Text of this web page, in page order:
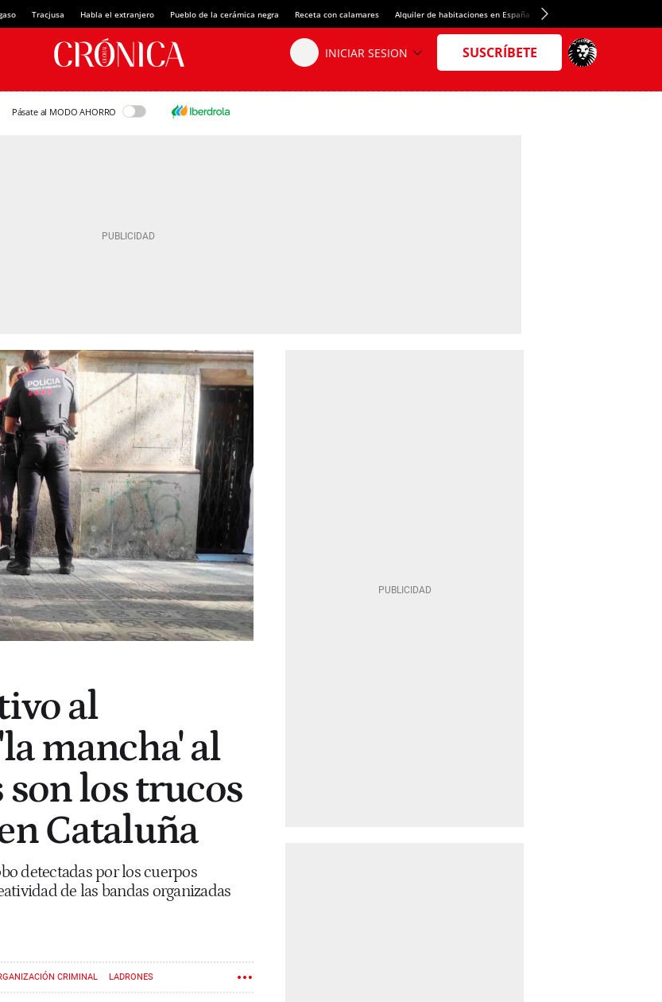
Tracjusa Habla el extranjero Pueblo de la cerámica negra Receta con calamares Alquiler de habitaciones en España Crédito del Spotify Camp Nou
Pásate al MODO AHORRO
al
mancha' al
son los trucos
Cataluña
detectadas por los cuerpos
de las bandas organizadas
CRIMINAL LADRONES